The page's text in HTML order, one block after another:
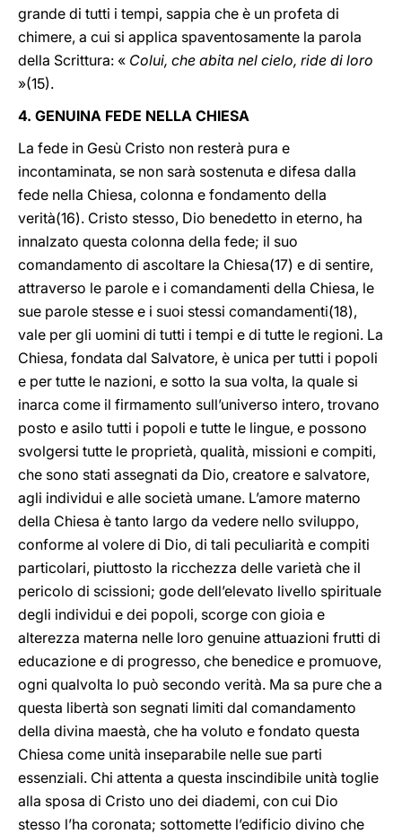
grande di tutti i tempi, sappia che è un profeta di
chimere, a cui si applica spaventosamente la parola
della Scrittura: « Colui, che abita nel cielo, ride di loro
»(15).
4. GENUINA FEDE NELLA CHIESA
La fede in Gesù Cristo non resterà pura e
incontaminata, se non sarà sostenuta e difesa dalla
fede nella Chiesa, colonna e fondamento della
verità(16). Cristo stesso, Dio benedetto in eterno, ha
innalzato questa colonna della fede; il suo
comandamento di ascoltare la Chiesa(17) e di sentire,
attraverso le parole e i comandamenti della Chiesa, le
sue parole stesse e i suoi stessi comandamenti(18),
vale per gli uomini di tutti i tempi e di tutte le regioni. La
Chiesa, fondata dal Salvatore, è unica per tutti i popoli
e per tutte le nazioni, e sotto la sua volta, la quale si
inarca come il firmamento sull’universo intero, trovano
posto e asilo tutti i popoli e tutte le lingue, e possono
svolgersi tutte le proprietà, qualità, missioni e compiti,
che sono stati assegnati da Dio, creatore e salvatore,
agli individui e alle società umane. L’amore materno
della Chiesa è tanto largo da vedere nello sviluppo,
conforme al volere di Dio, di tali peculiarità e compiti
particolari, piuttosto la ricchezza delle varietà che il
pericolo di scissioni; gode dell’elevato livello spirituale
degli individui e dei popoli, scorge con gioia e
alterezza materna nelle loro genuine attuazioni frutti di
educazione e di progresso, che benedice e promuove,
ogni qualvolta lo può secondo verità. Ma sa pure che a
questa libertà son segnati limiti dal comandamento
della divina maestà, che ha voluto e fondato questa
Chiesa come unità inseparabile nelle sue parti
essenziali. Chi attenta a questa inscindibile unità toglie
alla sposa di Cristo uno dei diademi, con cui Dio
stesso l’ha coronata; sottomette l’edificio divino che